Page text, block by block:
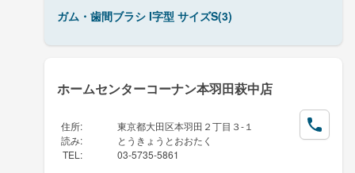
ガム・歯間ブラシ I字型 サイズS(3)
ホームセンターコーナン本羽田萩中店
住所:
東京都大田区本羽田２丁目３-１
読み:
とうきょうとおおたく
TEL : 03-5735-5861